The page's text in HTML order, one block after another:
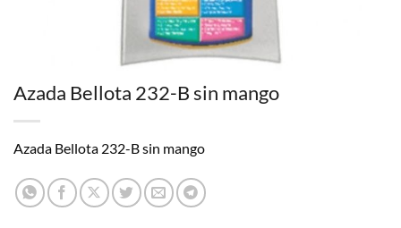
Azada Bellota 232-B sin mango
Azada Bellota 232-B sin mango